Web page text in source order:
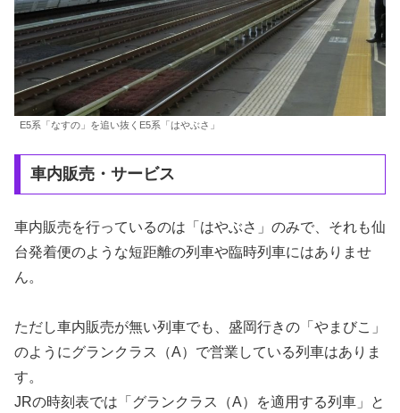
E5系「なすの」を追い抜くE5系「はやぶさ」
車内販売・サービス
車内販売を行っているのは「はやぶさ」のみで、それも仙
台発着便のような短距離の列車や臨時列車にはありませ
ん。
ただし車内販売が無い列車でも、盛岡行きの「やまびこ」
のようにグランクラス（A）で営業している列車はありま
す。
JRの時刻表では「グランクラス（A）を適用する列車」と